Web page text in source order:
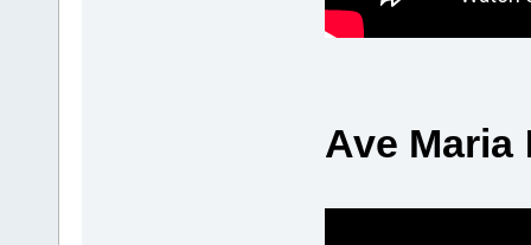
Ave Maria